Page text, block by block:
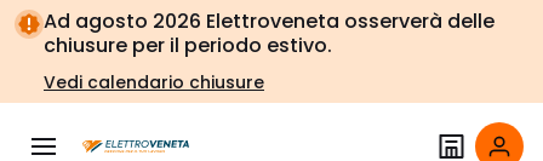
Vai alla
navigazione
Vai
alla
pagina
Ad agosto 2026 Elettroveneta osserverà delle
chiusure per il periodo estivo.
Vedi calendario chiusure